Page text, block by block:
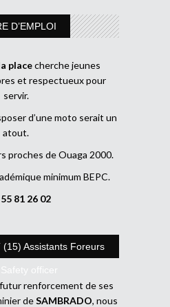
D’EMPLOI
placecherche jeunes
et respectueux pour
servir.
d’une moto serait un
atout.
proches de Ouaga 2000.
minimum BEPC.
81 26 02
(15) Assistants Foreurs
officer
futur renforcement de ses
deSAMBRADO, nous